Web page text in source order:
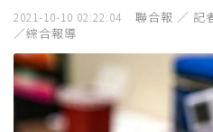
2021-10-10 02:22:04
聯合報 ／ 記
／綜合報導